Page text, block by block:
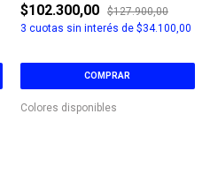
$102.300,00
$127.900,00
3 cuotas sin interés de $34.100,00
COMPRAR
Colores disponibles